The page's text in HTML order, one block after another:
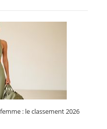
: le classement 2026